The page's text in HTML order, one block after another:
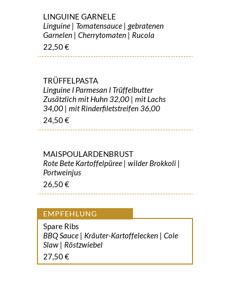
LINGUINE GARNELE
Linguine | Tomatensauce | gebratenen
Garnelen | Cherrytomaten | Rucola
22,50 €
TRÜFFELPASTA
Linguine I Parmesan I Trüffelbutter
Zusätzlich mit Huhn 32,00 | mit Lachs
34,00 | mit Rinderfiletstreifen 36,00
24,50 €
MAISPOULARDENBRUST
Rote Bete Kartoffelpüree | wilder Brokkoli |
Portweinjus
26,50 €
Spare Ribs
BBQ Sauce | Kräuter-Kartoffelecken | Cole
Slaw | Röstzwiebel
27,50 €